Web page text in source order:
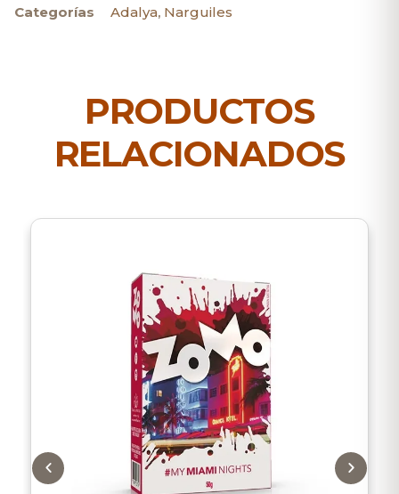
Categorías Adalya, Narguiles
PRODUCTOS
RELACIONADOS